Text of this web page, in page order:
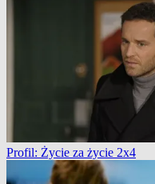
Profil: Życie za życie 2x4